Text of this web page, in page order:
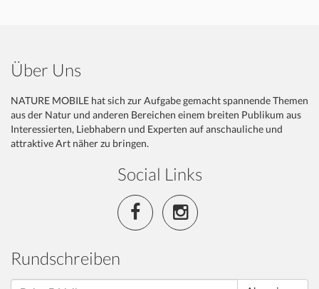
Über Uns
NATURE MOBILE hat sich zur Aufgabe gemacht spannende Themen
aus der Natur und anderen Bereichen einem breiten Publikum aus
Interessierten, Liebhabern und Experten auf anschauliche und
attraktive Art näher zu bringen.
Social Links
Rundschreiben